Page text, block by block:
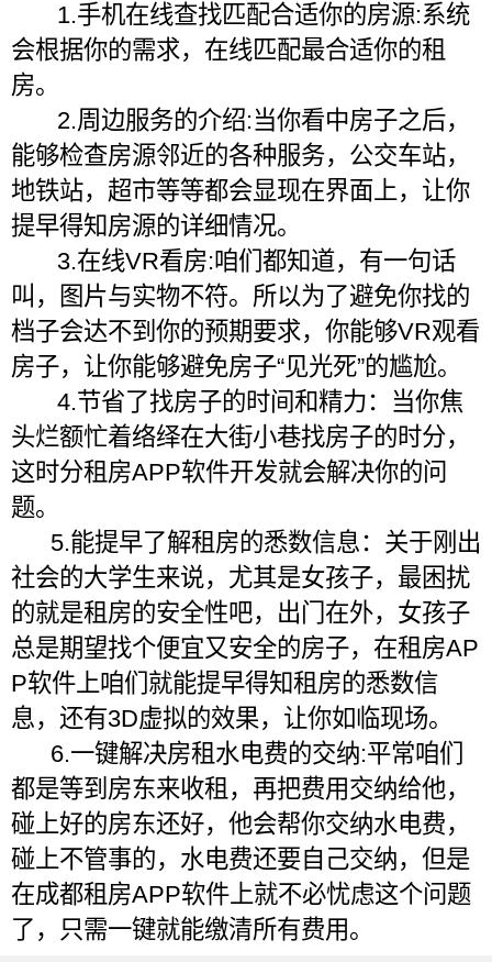
1.手机在线查找匹配合适你的房源:系统
会根据你的需求，在线匹配最合适你的租
房。
2.周边服务的介绍:当你看中房子之后，
能够检查房源邻近的各种服务，公交车站，
地铁站，超市等等都会显现在界面上，让你
提早得知房源的详细情况。
3.在线VR看房:咱们都知道，有一句话
叫，图片与实物不符。所以为了避免你找的
档子会达不到你的预期要求，你能够VR观看
房子，让你能够避免房子“见光死”的尴尬。
4.节省了找房子的时间和精力：当你焦
头烂额忙着络绎在大街小巷找房子的时分，
这时分租房APP软件开发就会解决你的问
题。
5.能提早了解租房的悉数信息：关于刚出
社会的大学生来说，尤其是女孩子，最困扰
的就是租房的安全性吧，出门在外，女孩子
总是期望找个便宜又安全的房子，在租房AP
P软件上咱们就能提早得知租房的悉数信
息，还有3D虚拟的效果，让你如临现场。
6.一键解决房租水电费的交纳:平常咱们
都是等到房东来收租，再把费用交纳给他，
碰上好的房东还好，他会帮你交纳水电费，
碰上不管事的，水电费还要自己交纳，但是
在成都租房APP软件上就不必忧虑这个问题
了，只需一键就能缴清所有费用。